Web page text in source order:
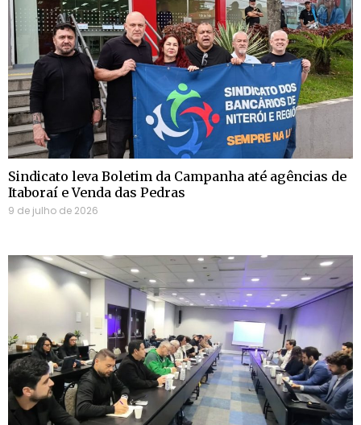
Sindicato leva Boletim da Campanha até agências de
Itaboraí e Venda das Pedras
9 de julho de 2026